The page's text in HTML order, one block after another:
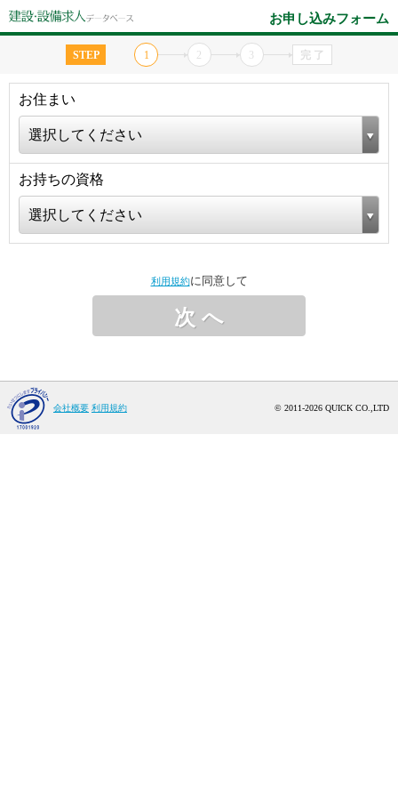
お申し込みフォーム
STEP 1 2 完 了
お住まい
選択してください
お持ちの資格
選択してください
利用規約に同意して
次 へ
© 2011-2026 QUICK CO.,LTD
会社概要 利用規約